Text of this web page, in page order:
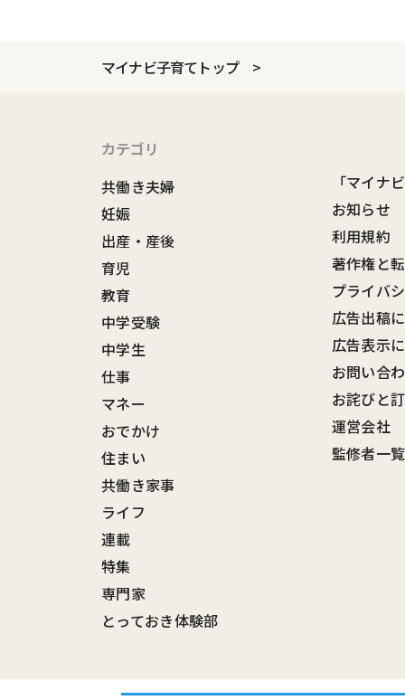
マイナビ子育てトップ
カテゴリ
共働き夫婦
妊娠
出産・産後
育児
教育
中学受験
中学生
仕事
マネー
おでかけ
住まい
共働き家事
ライフ
連載
特集
専門家
とっておき体験部
「マイナ
お知らせ
利用規約
著作権と
プライバ
広告出稿
広告表示
お問い合
お詫びと
運営会社
監修者一覧